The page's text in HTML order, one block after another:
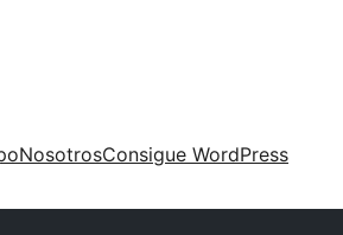
NosotrosConsigue WordPress